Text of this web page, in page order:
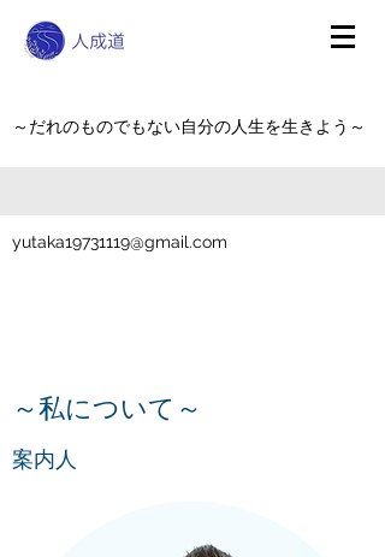
～だれのものでもない自分の人生を生きよう～
yutaka19731119@gmail.com
～私について～
案内人